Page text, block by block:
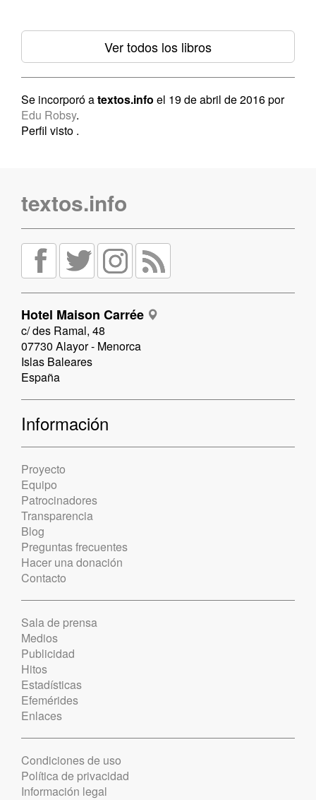
Ver todos los libros
Se incorporó atextos.info el 19 de abril de 2016 por
Edu Robsy.
Perfil visto .
textos.info
Hotel Maison Carrée
c/ des Ramal, 48
07730 Alayor - Menorca
Islas Baleares
España
Información
Proyecto
Equipo
Patrocinadores
Transparencia
Blog
Preguntas frecuentes
Hacer una donación
Contacto
Sala de prensa
Medios
Publicidad
Hitos
Estadísticas
Efemérides
Enlaces
Condiciones de uso
Política de privacidad
Información legal